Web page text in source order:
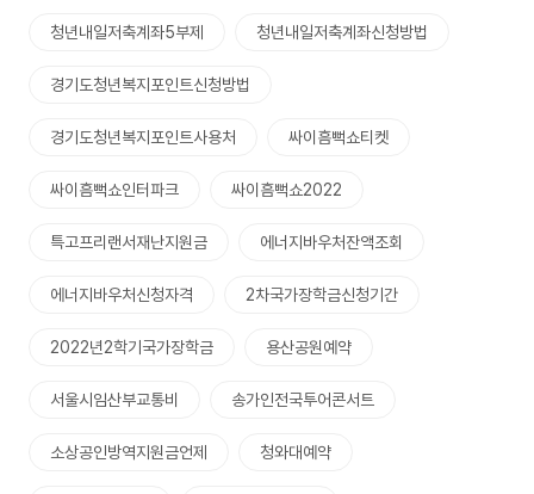
청년내일저축계좌5부제 청년내일저축계좌신청방법
경기도청년복지포인트신청방법
경기도청년복지포인트사용처 싸이흠뻑쇼티켓
싸이흠뻑쇼인터파크 싸이흠뻑쇼2022
특고프리랜서재난지원금 에너지바우처잔액조회
에너지바우처신청자격 2차국가장학금신청기간
2022년2학기국가장학금 용산공원예약
서울시임산부교통비 송가인전국투어콘서트
소상공인방역지원금언제 청와대예약